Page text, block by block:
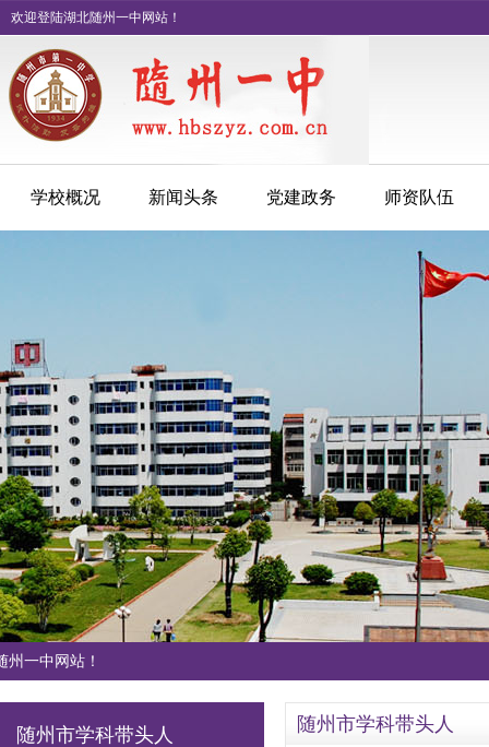
欢迎登陆湖北随州一中网站！
学校概况 新闻头条 党建政务 师资队伍
州一中网站！
随州市学科带头人
随州市学科带头人